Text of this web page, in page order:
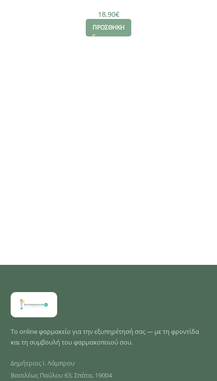
18.90€
ΠΡΟΣΘΗΚΗ
Το online φαρμακείο για την εξυπηρέτησή σας — με τη φροντίδα
και τη συμβουλή του φαρμακοποιού σου.
Δημήτριος Ι. Λάμπρου
Βασιλέως Παύλου 63, Σπάτα, 19004